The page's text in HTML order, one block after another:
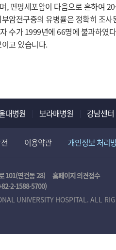
, 편평세포암이 다음으로 흔하여
암전구증의 유병률은 정확히 조
수가 1999년에 66명에 불과하였
고 있습니다.
대병원 보라매병원 강남센터
이용약관 개인정보 처리
101(연건동 28)
홈페이지 의견접수
2-1588-5700)
UNIVERSITY HOSPITAL. ALL